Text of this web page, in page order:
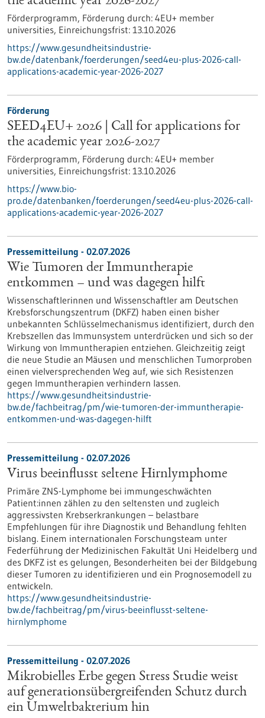
Förderprogramm, Förderung durch: 4EU+ member
universities, Einreichungsfrist: 13.10.2026
https://www.gesundheitsindustrie-
bw.de/datenbank/foerderungen/seed4eu-plus-2026-call-
applications-academic-year-2026-2027
Förderung
SEED4EU+ 2026 | Call for applications for
the academic year 2026-2027
Förderprogramm, Förderung durch: 4EU+ member
universities, Einreichungsfrist: 13.10.2026
https://www.bio-
pro.de/datenbanken/foerderungen/seed4eu-plus-2026-call-
applications-academic-year-2026-2027
Pressemitteilung - 02.07.2026
Wie Tumoren der Immuntherapie
entkommen – und was dagegen hilft
Wissenschaftlerinnen und Wissenschaftler am Deutschen
Krebsforschungszentrum (DKFZ) haben einen bisher
unbekannten Schlüsselmechanismus identifiziert, durch den
Krebszellen das Immunsystem unterdrücken und sich so der
Wirkung von Immuntherapien entziehen. Gleichzeitig zeigt
die neue Studie an Mäusen und menschlichen Tumorproben
einen vielversprechenden Weg auf, wie sich Resistenzen
gegen Immuntherapien verhindern lassen.
https://www.gesundheitsindustrie-
bw.de/fachbeitrag/pm/wie-tumoren-der-immuntherapie-
entkommen-und-was-dagegen-hilft
Pressemitteilung - 02.07.2026
Virus beeinflusst seltene Hirnlymphome
Primäre ZNS-Lymphome bei immungeschwächten
Patient:innen zählen zu den seltensten und zugleich
aggressivsten Krebserkrankungen – belastbare
Empfehlungen für ihre Diagnostik und Behandlung fehlten
bislang. Einem internationalen Forschungsteam unter
Federführung der Medizinischen Fakultät Uni Heidelberg und
des DKFZ ist es gelungen, Besonderheiten bei der Bildgebung
dieser Tumoren zu identifizieren und ein Prognosemodell zu
entwickeln.
https://www.gesundheitsindustrie-
bw.de/fachbeitrag/pm/virus-beeinflusst-seltene-
hirnlymphome
Pressemitteilung - 02.07.2026
Mikrobielles Erbe gegen Stress Studie weist
auf generationsübergreifenden Schutz durch
ein Umweltbakterium hin